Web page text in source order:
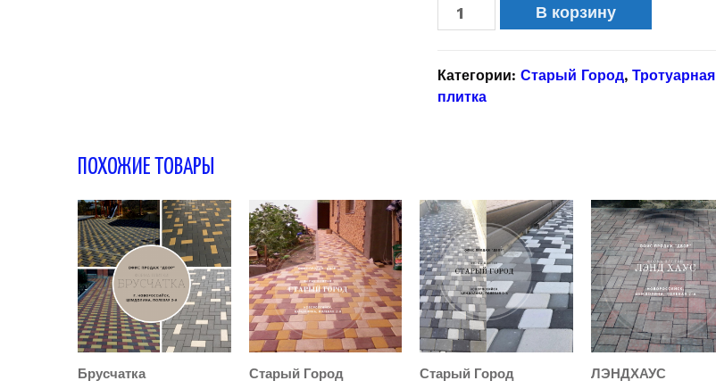
В корзину
Категории:Старый Город,Тротуарная
плитка
ПОХОЖИЕ ТОВАРЫ
Брусчатка Старый Город Старый Город ЛЭНДХАУС